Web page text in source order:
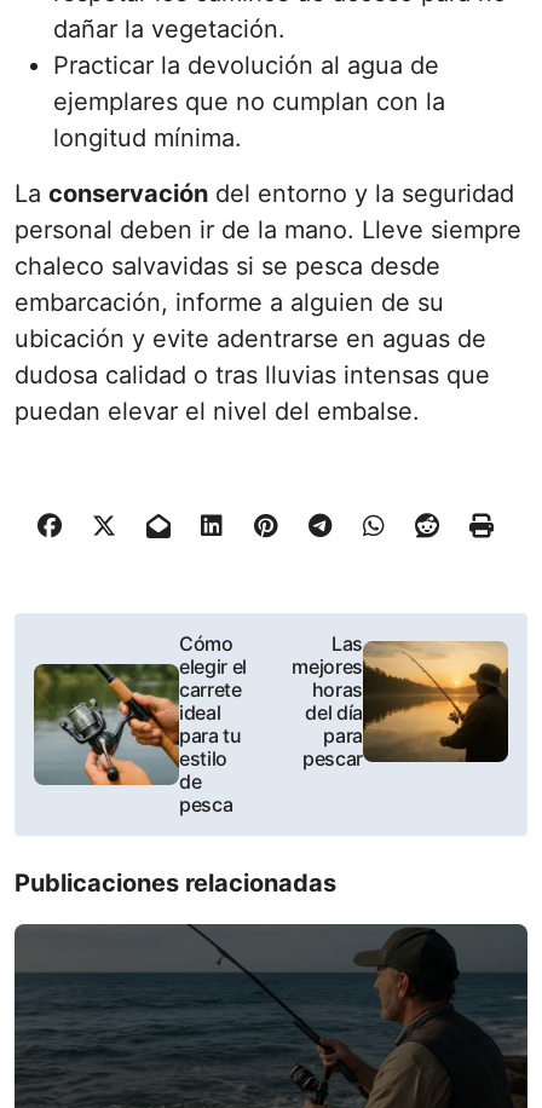
dañar la vegetación.
Practicar la devolución al agua de
ejemplares que no cumplan con la
longitud mínima.
La conservación del entorno y la seguridad
personal deben ir de la mano. Lleve siempre
chaleco salvavidas si se pesca desde
embarcación, informe a alguien de su
ubicación y evite adentrarse en aguas de
dudosa calidad o tras lluvias intensas que
puedan elevar el nivel del embalse.
o
n
a
v
i
g
a
Cómo
elegir el
carrete
ideal
para tu
estilo
de
pesca
Las
mejores
horas
del día
para
pescar
Publicaciones relacionadas